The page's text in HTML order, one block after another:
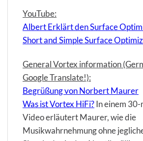
YouTube:
Albert Erklärt den Surface
Short and Simple Surface
General Vortex information
Google Translate!):
Begrüßung von Norbert Maurer
Was ist Vortex HiFi?In einem
Video erläutert Maurer, wie die
Musikwahrnehmung ohne